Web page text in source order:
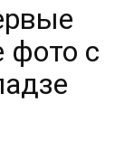
фото с